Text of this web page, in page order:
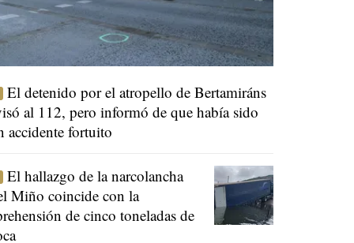
El detenido por el atropello de Bertamiráns
al 112, pero informó de que había sido
accidente fortuito
El hallazgo de la narcolancha
Miño coincide con la
de cinco toneladas de